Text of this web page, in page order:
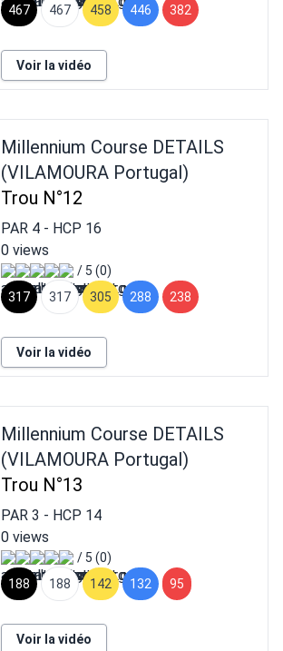
467
467 458 446 382
Voir la vidéo
Millennium Course DETAILS
(VILAMOURA Portugal)
Trou N°12
PAR 4- HCP 16
0 views
/ 5 (0)
317
317 305 288 238
Voir la vidéo
Millennium Course DETAILS
(VILAMOURA Portugal)
Trou N°13
PAR 3 - HCP 14
0 views
/ 5 (0)
188
188 142 132 95
Voir la vidéo